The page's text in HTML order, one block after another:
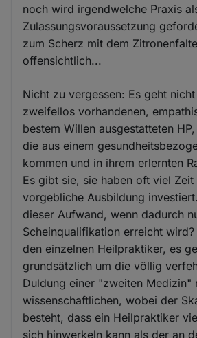
noch wird irgendwelche Praxis
Zulassungsvoraussetzung
zum Scherz mit dem
offensichtlich...
Nicht zu vergessen: Es geht
zweifellos vorhandenen,
bestem Willen ausgestatteten
die aus einem
kommen und in ihrem erlernten
Es gibt sie, sie haben oft viel
vorgebliche Ausbildung
dieser Aufwand, wenn dadurch
Scheinqualifikation erreicht
den einzelnen Heilpraktiker, es
grundsätzlich um die völlig
Duldung einer "zweiten Medizin"
wissenschaftlichen, wobei der
besteht, dass ein Heilpraktiker
sich hinwerkeln kann als der an